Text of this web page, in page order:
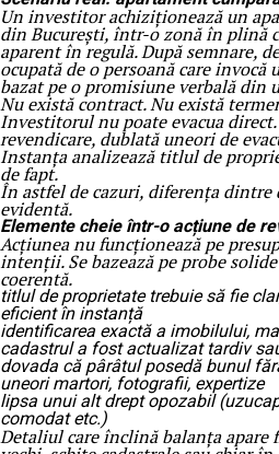
Un investitor achiziționează un
din București, într-o zonă în plină
aparent în regulă. După semnare,
ocupată de o persoană care invocă
bazat pe o promisiune verbală din
Nu există contract. Nu există
Investitorul nu poate evacua
revendicare, dublată uneori de
Instanța analizează titlul de
de fapt.
În astfel de cazuri, diferența
evidentă.
Elemente cheie într-o acțiune de
Acțiunea nu funcționează pe
intenții. Se bazează pe probe
coerentă.
titlul de proprietate trebuie să fie
eficient în instanță
identificarea exactă a imobilului,
cadastrul a fost actualizat tardiv
dovada că pârâtul posedă bunul
uneori martori, fotografii, expertize
lipsa unui alt drept opozabil
comodat etc.)
Detaliul care înclină balanța apare